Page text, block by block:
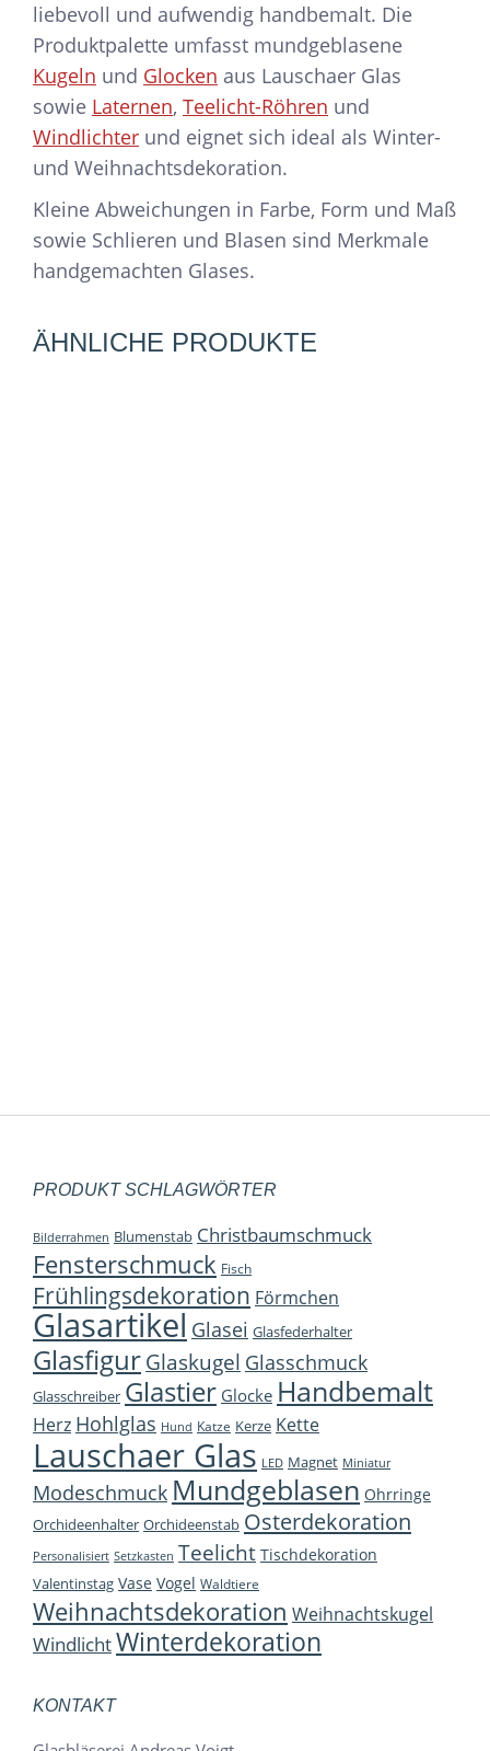
liebevoll und aufwendig handbemalt. Die
Produktpalette umfasst mundgeblasene
Kugeln und Glocken aus Lauschaer Glas
sowie Laternen, Teelicht-Röhren und
Windlichter und eignet sich ideal als Winter-
und Weihnachtsdekoration.
Kleine Abweichungen in Farbe, Form und Maß
sowie Schlieren und Blasen sind Merkmale
handgemachten Glases.
ÄHNLICHE PRODUKTE
PRODUKT SCHLAGWÖRTER
Bilderrahmen Blumenstab Christbaumschmuck
Fensterschmuck Fisch
Frühlingsdekoration Förmchen
Glasartikel Glasei Glasfederhalter
Glasfigur Glaskugel Glasschmuck
Glasschreiber Glastier Glocke Handbemalt
Herz Hohlglas Hund Katze Kerze Kette
Lauschaer Glas LED Magnet Miniatur
Modeschmuck Mundgeblasen Ohrringe
Orchideenhalter Orchideenstab Osterdekoration
Personalisiert Setzkasten Teelicht Tischdekoration
Valentinstag Vase Vogel Waldtiere
Weihnachtsdekoration Weihnachtskugel
WindlichtWinterdekoration
KONTAKT